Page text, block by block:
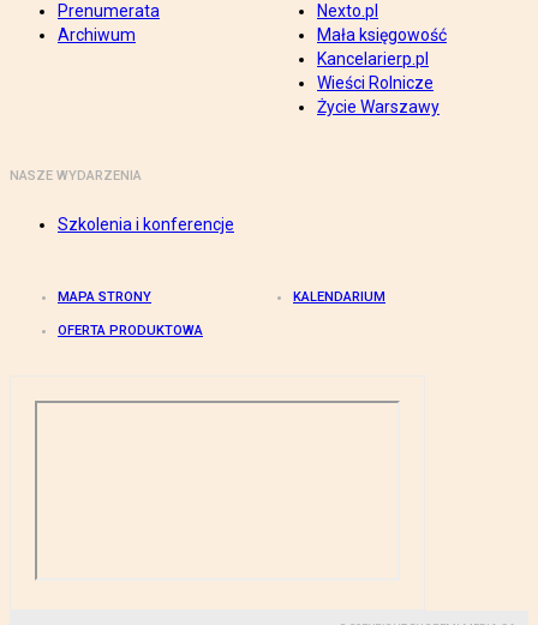
Prenumerata
Archiwum
Nexto.pl
Mała księgowość
Kancelarierp.pl
Wieści Rolnicze
Życie Warszawy
NASZE WYDARZENIA
Szkolenia i konferencje
MAPA STRONY KALENDARIUM
OFERTA PRODUKTOWA